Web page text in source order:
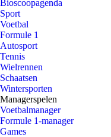
Bioscoopagenda
Sport
Voetbal
Formule 1
Autosport
Tennis
Wielrennen
Schaatsen
Wintersporten
Managerspelen
Voetbalmanager
Formule 1-manager
Games